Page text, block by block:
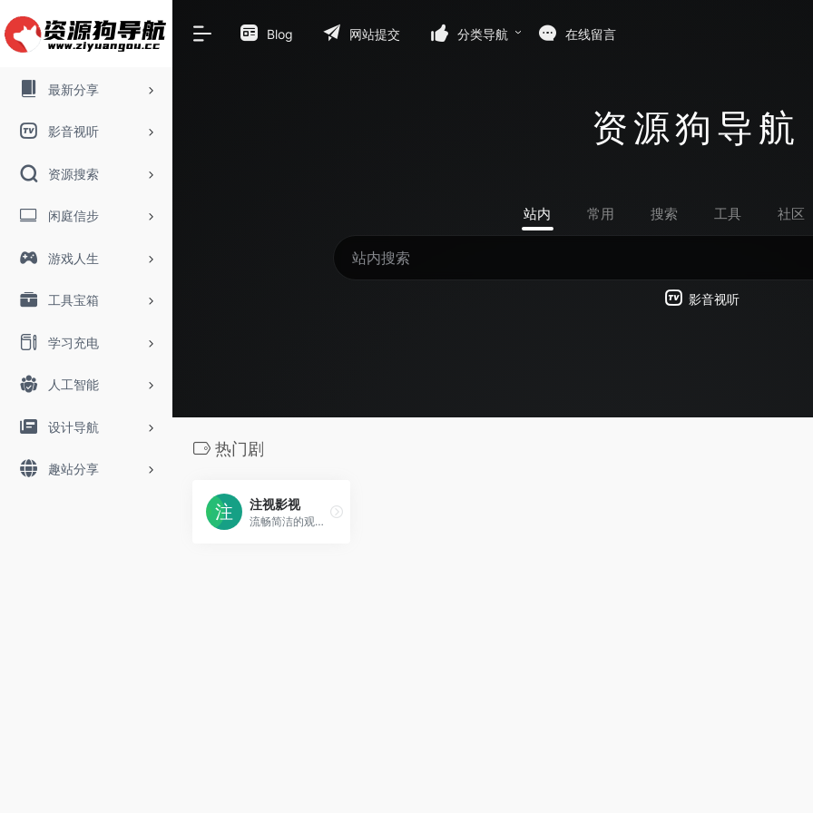
最新分享
影音视听
资源搜索
闲庭信步
游戏人生
工具宝箱
学习充电
人工智能
设计导航
趣站分享
Blog 网站提交 分类导航 在线留言
资源狗导航
站内 常用 搜索 工具 社区
影音视听
热门剧
注视影视
流畅简洁的观影体验，高清热门剧、番剧、冷门电影免费在线观看，尽享优质影视内容。